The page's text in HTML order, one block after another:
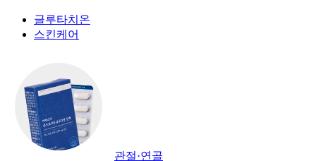
글루타치온
스킨케어
관절·연골